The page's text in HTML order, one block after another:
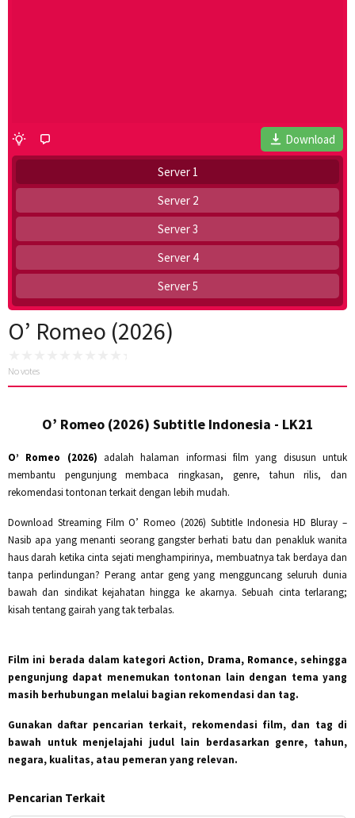
Download
Server 1
Server 2
Server 3
Server 4
Server 5
O’ Romeo (2026)
No votes
O’ Romeo (2026) Subtitle Indonesia - LK21
O’ Romeo (2026) adalah halaman informasi film yang disusun untuk
membantu pengunjung membaca ringkasan, genre, tahun rilis, dan
rekomendasi tontonan terkait dengan lebih mudah.
Download Streaming Film O’ Romeo (2026) Subtitle Indonesia HD Bluray –
Nasib apa yang menanti seorang gangster berhati batu dan penakluk wanita
haus darah ketika cinta sejati menghampirinya, membuatnya tak berdaya dan
tanpa perlindungan? Perang antar geng yang mengguncang seluruh dunia
bawah dan sindikat kejahatan hingga ke akarnya. Sebuah cinta terlarang;
kisah tentang gairah yang tak terbalas.
Film ini berada dalam kategoriAction, Drama, Romance, sehingga
pengunjung dapat menemukan tontonan lain dengan tema yang
masih berhubungan melalui bagian rekomendasi dan tag.
Gunakan daftar pencarian terkait, rekomendasi film, dan tag di
bawah untuk menjelajahi judul lain berdasarkan genre, tahun,
negara, kualitas, atau pemeran yang relevan.
Pencarian Terkait